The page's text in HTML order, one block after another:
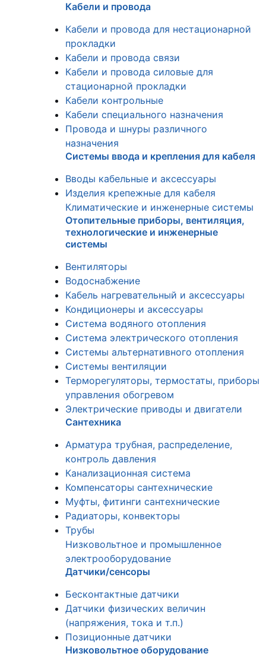
Кабели и провода
Кабели и провода для нестационарной
прокладки
Кабели и провода связи
Кабели и провода силовые для
стационарной прокладки
Кабели контрольные
Кабели специального назначения
Провода и шнуры различного
назначения
Системы ввода и крепления для кабеля
Вводы кабельные и аксессуары
Изделия крепежные для кабеля
Климатические и инженерные системы
Отопительные приборы, вентиляция,
технологические и инженерные
системы
Вентиляторы
Водоснабжение
Кабель нагревательный и аксессуары
Кондиционеры и аксессуары
Система водяного отопления
Система электрического отопления
Системы альтернативного отопления
Системы вентиляции
Терморегуляторы, термостаты, приборы
управления обогревом
Электрические приводы и двигатели
Сантехника
Арматура трубная, распределение,
контроль давления
Канализационная система
Компенсаторы сантехнические
Муфты, фитинги сантехнические
Радиаторы, конвекторы
Трубы
Низковольтное и промышленное
электрооборудование
Датчики/сенсоры
Бесконтактные датчики
Датчики физических величин
(напряжения, тока и т.п.)
Позиционные датчики
Низковольтное оборудование